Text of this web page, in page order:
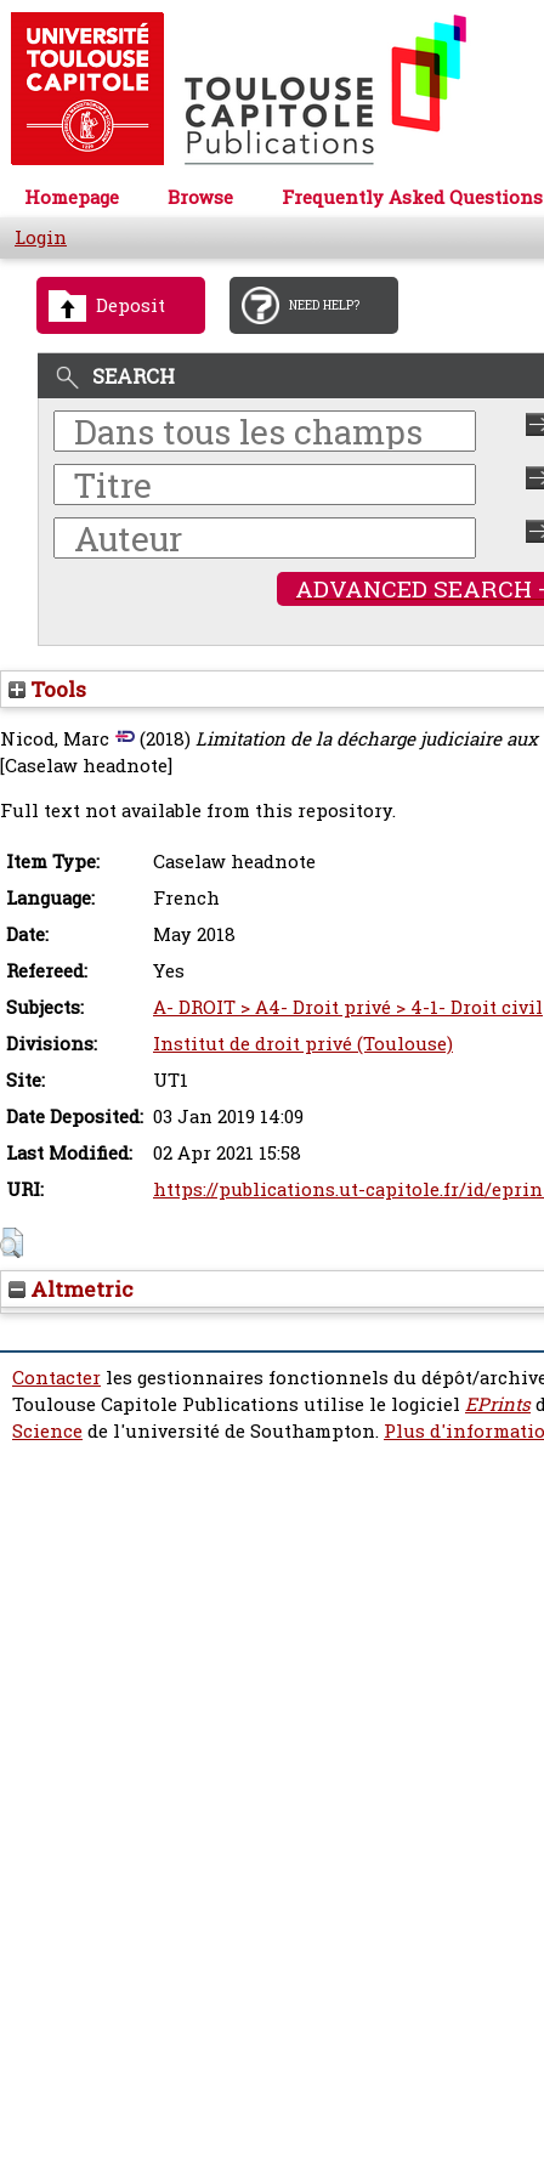
Homepage Browse
Frequently Asked Questions
Login
Deposit NEED HELP?
SEARCH
ADVANCED SEARCH
Tools
Nicod, Marc (2018)Limitation de la décharge judiciaire aux
[Caselaw headnote]
Full text not available from this repository.
Item Type:
Caselaw headnote
Language:
French
Date:
May 2018
Refereed:
Yes
Subjects:
A- DROIT > A4- Droit privé > 4-1- Droit civil
Divisions:
Institut de droit privé (Toulouse)
Site:
UT1
Date Deposited: 03 Jan 2019 14:09
Last Modified:
02 Apr 2021 15:58
URI:
https://publications.ut-capitole.fr/id/
Altmetric
Contacter les gestionnaires fonctionnels du dépôt/
Toulouse Capitole Publications utilise le logiciel EPrints
Sciencede l'université de Southampton. Plus